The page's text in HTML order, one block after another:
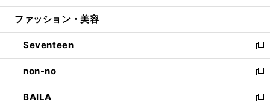
開
ウ
開
く
ン
ウ
で
開
く
ウ
ン
ド
ウ
で
開
く
ファッション・美容
Seventeen
新
し
い
ウ
ィ
non-no
新
し
い
BAILA
新